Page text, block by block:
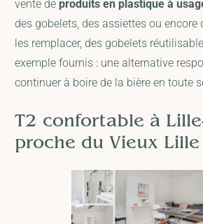
vente deproduits en plastique à
des gobelets, des assiettes ou encore
les remplacer, des gobelets
exemple fournis : une alternative
continuer à boire de la bière en toute
T2 confortable à
proche du Vieux Lille